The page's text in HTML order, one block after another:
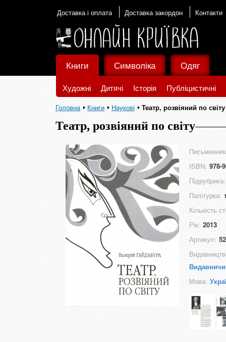
Доставка і оплата Доставка закордон Контакти
Книги
Художні Дитячі Історія Публіцистичні
Символіка Одяг
Головна Книги Наукові Театр, розвіяний по світу
Театр, розвіяний по світу
ISBN: 978-
Підрубрика:
Палітурка:
Кількість
Рік: 2013
Артикул:
Мова: